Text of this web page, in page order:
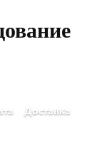
Доставка